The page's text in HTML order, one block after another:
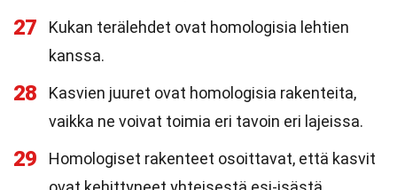
27
Kukan terälehdet ovat homologisia lehtien
kanssa.
28
Kasvien juuret ovat homologisia rakenteita,
vaikka ne voivat toimia eri tavoin eri lajeissa.
29
Homologiset rakenteet osoittavat, että kasvit